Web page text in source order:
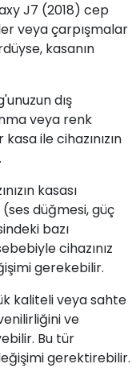
J7 (2018) cep
veya çarpışmalar
kasanın
dış
veya renk
ile cihazınızın
kasası
düğmesi, güç
bazı
cihazınız
gerekebilir.
kaliteli veya sahte
ve
Bu tür
gerektirebilir.